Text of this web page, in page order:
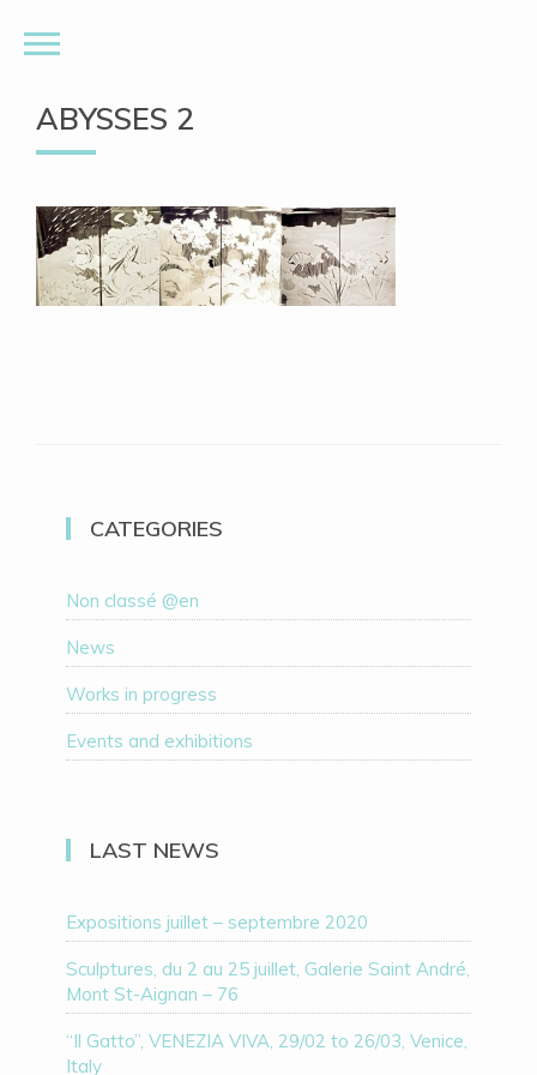
ABYSSES 2
CATEGORIES
Non classé @en
News
Works in progress
Events and exhibitions
LAST NEWS
Expositions juillet – septembre 2020
Sculptures, du 2 au 25 juillet, Galerie Saint André,
Mont St-Aignan – 76
“Il Gatto”, VENEZIA VIVA, 29/02 to 26/03, Venice,
Italy